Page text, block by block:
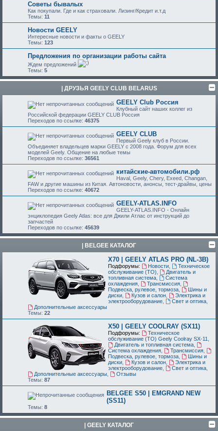
Советы бывалых
Как покупали. Где и как страховали. Лизинг/Кредит и.т.д
Темы: 11
Новости GEELY
Интересные новости и факты о GEELY
Темы: 123
Предложения по организации работы сайта
Ждем предложений
Темы: 5
| ДРУЗЬЯ GEELY CLUB BELARUS
GEELY Club Россия
Клубный сайт наших коллег из
Российской федерации GEELY CLUB Россия
Переходов по ссылке: 46375
GEELY CLUB
Первый Geely клуб в России.
Объединяет владельцев марки GEELY с 2008 года. Форум для всех
моделей Geely. Общение на любые темы
Переходов по ссылке: 36561
китайские-автомобили.рф
Haval, Geely, Chery, Exeed, Changan,
FAW и другие машины из Китая. Автоновости, анонсы, тест-драйвы, цены
Переходов по ссылке: 40672
GEELY-ATLAS.INFO
GEELY-ATLAS.INFO - Онлайн
энциклопедия Geely Atlas: все для Джили Атлас от инструкций до
запчастей
Переходов по ссылке: 45639
| BELGEE КАТАЛОГ
X70 | GEELY ATLAS PRO (NL-3B)
Подфорумы: Новости,
Техническое
обслуживание (ТО)
Двигатель и
топливная система
Система
охлаждения
Трансмиссия,
Подвеска, рулевое, тормоза
Шины и
диски
Кузов и салон,
Электрика и
электрооборудование
Свет и оптика,
Дополнительные аксессуары
Темы: 22
X50 | GEELY COOLRAY (SX11)
Подфорумы:
Техническое
обслуживание (ТО) Geely Coolray SX-11
Двигатель и топливная система,
Система охлаждения
Трансмиссия,
Подвеска, рулевое, тормоза
Шины и
диски
Кузов и салон,
Электрика и
электрооборудование
Свет и оптика,
Дополнительные аксессуары,
Отзывы
Темы: 87
BELGEE S50 | EMGRAND NEW
(SS11)
Темы: 8
| GEELY КАТАЛОГ